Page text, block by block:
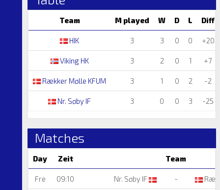
Team M played W D L Diff
HIK 3 3 0 0 +20
Viking HK 3 2 0 1 +7
Rækker Mølle KFUM 3 1 0 2 -2
Nr. Søby IF 3 0 0 3 -25
Matches
Day Zeit Team
Fre 09:10 Nr. Søby IF -